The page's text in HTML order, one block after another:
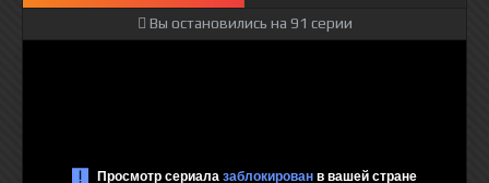
Вы остановились на 91 серии